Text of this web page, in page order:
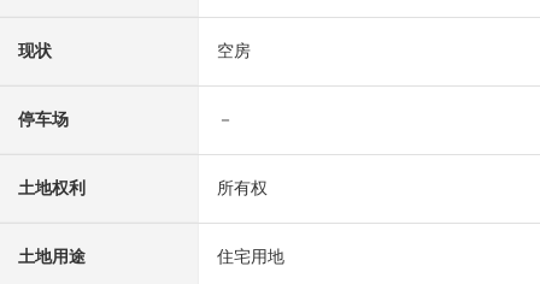
现状 空房
停车场 －
土地权利 所有权
土地用途 住宅用地